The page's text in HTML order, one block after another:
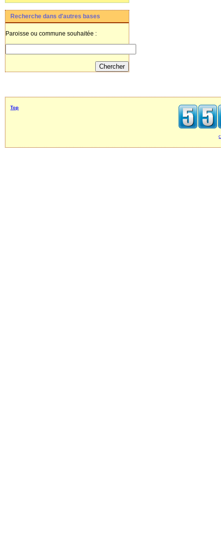
Recherche dans d'autres bases
Paroisse ou commune souhaitée :
Top